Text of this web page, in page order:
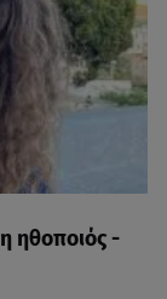
ηθοποιός -